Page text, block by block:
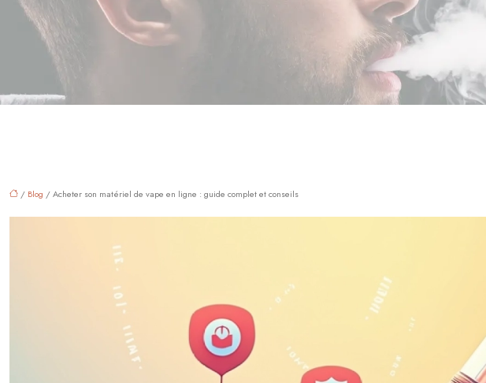
/ Blog / Acheter son matériel de vape en ligne : guide complet et conseils